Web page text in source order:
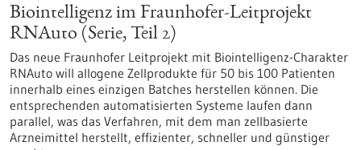
Biointelligenz im Fraunhofer-Leitprojekt
RNAuto (Serie, Teil 2)
Das neue Fraunhofer Leitprojekt mit Biointelligenz-Charakter
RNAuto will allogene Zellprodukte für 50 bis 100 Patienten
innerhalb eines einzigen Batches herstellen können. Die
entsprechenden automatisierten Systeme laufen dann
parallel, was das Verfahren, mit dem man zellbasierte
Arzneimittel herstellt, effizienter, schneller und günstiger